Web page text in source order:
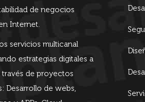
de negocios
Internet.
servicios multicanal
estrategias digitales a
través de proyectos
Desarrollo de webs,